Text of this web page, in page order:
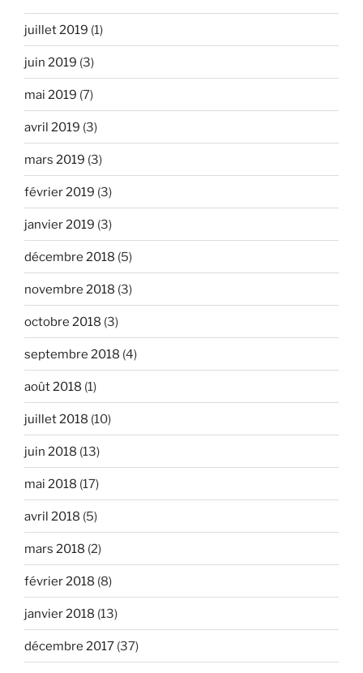
juillet 2019 (1)
juin 2019 (3)
mai 2019 (7)
avril 2019 (3)
mars 2019 (3)
février 2019 (3)
janvier 2019 (3)
décembre 2018 (5)
novembre 2018 (3)
octobre 2018 (3)
septembre 2018 (4)
août 2018 (1)
juillet 2018 (10)
juin 2018 (13)
mai 2018 (17)
avril 2018 (5)
mars 2018 (2)
février 2018 (8)
janvier 2018 (13)
décembre 2017 (37)